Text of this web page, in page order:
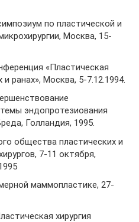
по пластической и
Москва, 15-
«Пластическая
и ранах», Москва, 5-7.12.1994.
эндопротезиования
Голландия, 1995.
общества пластических и
7-11 октября,
маммопластике, 27-
хирургия